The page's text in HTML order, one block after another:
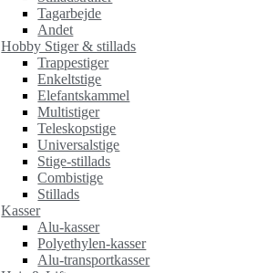
Tagarbejde
Andet
Hobby Stiger & stillads
Trappestiger
Enkeltstige
Elefantskammel
Multistiger
Teleskopstige
Universalstige
Stige-stillads
Combistige
Stillads
Kasser
Alu-kasser
Polyethylen-kasser
Alu-transportkasser